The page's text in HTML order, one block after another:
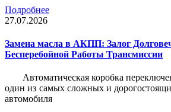
Подробнее
27.07.2026
Замена масла в АКПП: Залог
Бесперебойной Работы Трансмиссии
Автоматическая коробка
один из самых сложных и
автомобиля